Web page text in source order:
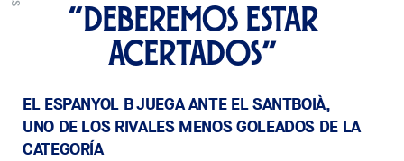
“Deberemos estar
acertados”
EL ESPANYOL B JUEGA ANTE EL SANTBOIÀ,
UNO DE LOS RIVALES MENOS GOLEADOS DE LA
CATEGORÍA